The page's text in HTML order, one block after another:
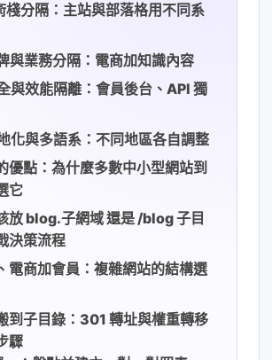
棧分隔：主站與部落格用不同系
與業務分隔：電商加知識內容
與效能隔離：會員後台、API 獨
化與多語系：不同地區各自調整
優點：為什麼多數中小型網站到
它
放 blog.子網域 還是 /blog 子目
決策流程
電商加會員：複雜網站的結構選
到子目錄：301 轉址與權重轉移
驟